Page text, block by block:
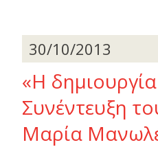
30/10/2013
«Η
Συνέντευξη
Μαρία